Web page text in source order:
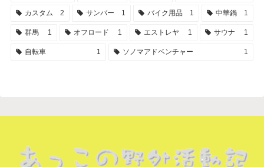
カスタム 2 サンバー 1 バイク用品 1 中華鍋 1
群馬 1 オフロード 1 エストレヤ 1 サウナ 1
自転車 1 ソノマアドベンチャー 1